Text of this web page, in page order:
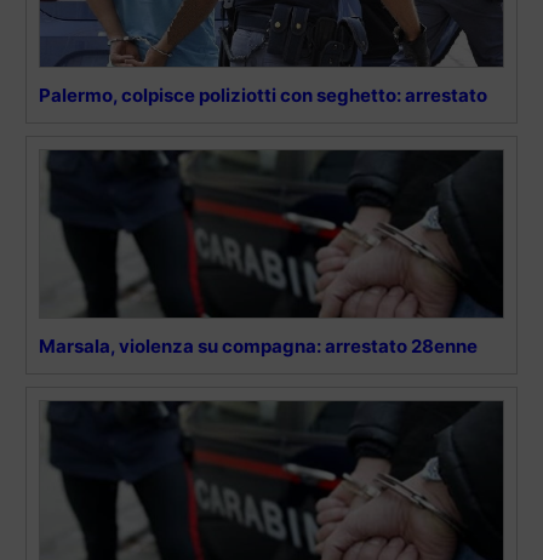
Palermo, colpisce poliziotti con seghetto: arrestato
Marsala, violenza su compagna: arrestato 28enne